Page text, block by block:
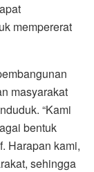
mempererat
masyarakat
“Kami
bentuk
Harapan kami,
sehingga